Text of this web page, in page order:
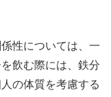
性については、一
飲む際には、鉄分
の体質を考慮する